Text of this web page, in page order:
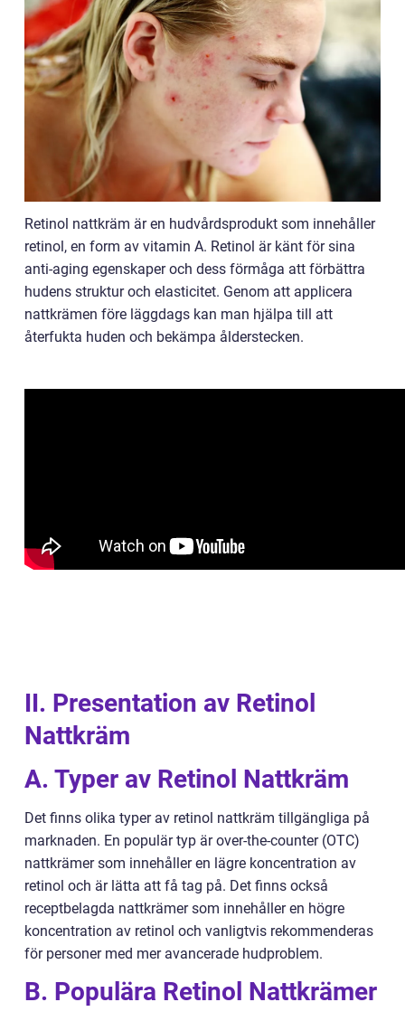
Retinol nattkräm är en hudvårdsprodukt som innehåller
retinol, en form av vitamin A. Retinol är känt för sina
anti-aging egenskaper och dess förmåga att förbättra
hudens struktur och elasticitet. Genom att applicera
nattkrämen före läggdags kan man hjälpa till att
återfukta huden och bekämpa ålderstecken.
II. Presentation av Retinol
Nattkräm
A. Typer av Retinol Nattkräm
Det finns olika typer av retinol nattkräm tillgängliga på
marknaden. En populär typ är over-the-counter (OTC)
nattkrämer som innehåller en lägre koncentration av
retinol och är lätta att få tag på. Det finns också
receptbelagda nattkrämer som innehåller en högre
koncentration av retinol och vanligtvis rekommenderas
för personer med mer avancerade hudproblem.
B. Populära Retinol Nattkrämer